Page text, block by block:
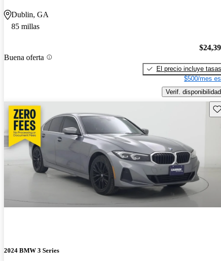
Dublin, GA
85 millas
Buena oferta
El precio incluye tasas
$500/mes
Verif. disponibilidad
2024 BMW 3 Series